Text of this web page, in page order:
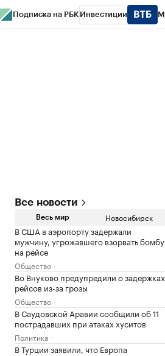
Подписка на РБК Инвестиции
Все новости
Весь мир Новосибирск
В США в аэропорту задержали
мужчину, угрожавшего взорвать бомбу
на рейсе
Общество
Во Внуково предупредили о задержках
рейсов из-за грозы
Общество
В Саудовской Аравии сообщили об 11
пострадавших при атаках хуситов
Политика
В Турции заявили, что Европа